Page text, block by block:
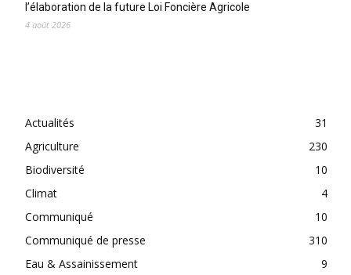
l’élaboration de la future Loi Foncière Agricole
4 août 2026
Actualités
31
Agriculture
230
Biodiversité
10
Climat
4
Communiqué
10
Communiqué de presse
310
Eau & Assainissement
9